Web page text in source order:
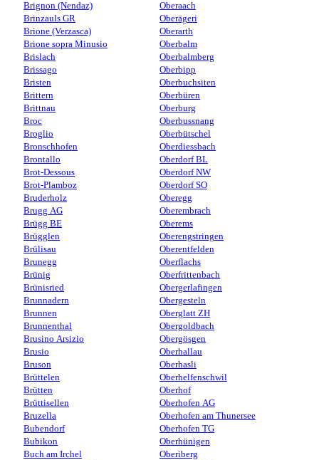
Brignon (Nendaz)
Brinzauls GR
Brione (Verzasca)
Brione sopra Minusio
Brislach
Brissago
Bristen
Brittern
Brittnau
Broc
Broglio
Bronschhofen
Brontallo
Brot-Dessous
Brot-Plamboz
Bruderholz
Brugg AG
Brügg BE
Brügglen
Brülisau
Brunegg
Brünig
Brünisried
Brunnadern
Brunnen
Brunnenthal
Brusino Arsizio
Brusio
Bruson
Brüttelen
Brütten
Brüttisellen
Bruzella
Bubendorf
Bubikon
Buch am Irchel
Oberaach
Oberägeri
Oberarth
Oberbalm
Oberbalmberg
Oberbipp
Oberbuchsiten
Oberbüren
Oberburg
Oberbussnang
Oberbütschel
Oberdiessbach
Oberdorf BL
Oberdorf NW
Oberdorf SO
Oberegg
Oberembrach
Oberems
Oberengstringen
Oberentfelden
Oberflachs
Oberfrittenbach
Obergerlafingen
Obergesteln
Oberglatt ZH
Obergoldbach
Obergösgen
Oberhallau
Oberhasli
Oberhelfenschwil
Oberhof
Oberhofen AG
Oberhofen am Thunersee
Oberhofen TG
Oberhünigen
Oberiberg